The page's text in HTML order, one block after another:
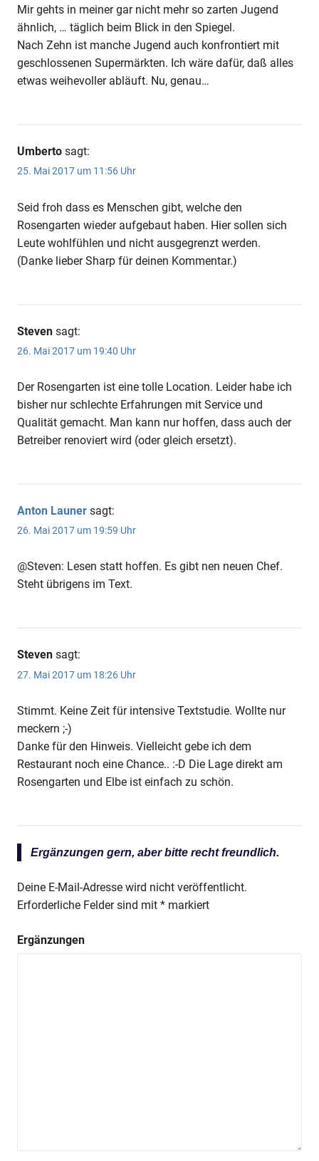
Mir gehts in meiner gar nicht mehr so zarten Jugend
ähnlich, … täglich beim Blick in den Spiegel.
Nach Zehn ist manche Jugend auch konfrontiert mit
geschlossenen Supermärkten. Ich wäre dafür, daß alles
etwas weihevoller abläuft. Nu, genau…
Umberto sagt:
25. Mai 2017 um 11:56 Uhr
Seid froh dass es Menschen gibt, welche den
Rosengarten wieder aufgebaut haben. Hier sollen sich
Leute wohlfühlen und nicht ausgegrenzt werden.
(Danke lieber Sharp für deinen Kommentar.)
Steven sagt:
26. Mai 2017 um 19:40 Uhr
Der Rosengarten ist eine tolle Location. Leider habe ich
bisher nur schlechte Erfahrungen mit Service und
Qualität gemacht. Man kann nur hoffen, dass auch der
Betreiber renoviert wird (oder gleich ersetzt).
Anton Launer sagt:
26. Mai 2017 um 19:59 Uhr
@Steven: Lesen statt hoffen. Es gibt nen neuen Chef.
Steht übrigens im Text.
Steven sagt:
27. Mai 2017 um 18:26 Uhr
Stimmt. Keine Zeit für intensive Textstudie. Wollte nur
meckern ;-)
Danke für den Hinweis. Vielleicht gebe ich dem
Restaurant noch eine Chance.. :-D Die Lage direkt am
Rosengarten und Elbe ist einfach zu schön.
Ergänzungen gern, aber bitte recht freundlich.
Deine E-Mail-Adresse wird nicht veröffentlicht.
Erforderliche Felder sind mit * markiert
Ergänzungen